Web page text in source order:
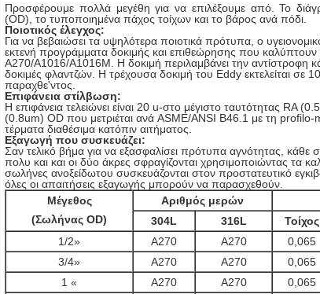
Προσφέρουμε πολλά μεγέθη για να επιλέξουμε από. Το
(OD), το τυποποιημένα πάχος τοίχων και το βάρος ανά πόδι.
Ποιοτικός έλεγχος:
Για να βεβαιώσει τα υψηλότερα ποιοτικά πρότυπα, ο
εκτενή προγράμματα δοκιμής και επιθεώρησης που καλύπτουν
A270/A1016/A1016M. Η δοκιμή περιλαμβάνει την αντίστροφη
δοκιμές φλαντζών. Η τρέχουσα δοκιμή του Eddy εκτελείται σε
παραχθε'ντος.
Επιφάνεια στίλβωση:
Η επιφάνεια τελειώνει είναι 20 u-στο μέγιστο ταυτότητας RA
(0.8um) OD που μετριέται ανά ASME/ANSI B46.1 με τη
τέρματα διαθέσιμα κατόπιν αιτήματος.
Εξαγωγή που συσκευάζει:
Σαν τελικό βήμα για να εξασφαλίσει πρότυπα αγνότητας,
πολυ και και οι δύο άκρες σφραγίζονται χρησιμοποιώντας τα
σωλήνες ανοξείδωτου συσκευάζονται στον προστατευτικό
όλες οι απαιτήσεις εξαγωγής μπορούν να παρασχεθούν.
Μέγεθος
(Σωλήνας OD)
Αριθμός μερών
304L
316L Τοίχος
1/2»
A270 A270 0,065
3/4»
A270 A270 0,065
1 «
A270 A270 0,065